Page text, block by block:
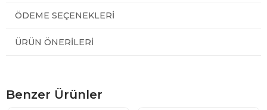
ÖDEME SEÇENEKLERI
ÜRÜN ÖNERILERI
Benzer Ürünler